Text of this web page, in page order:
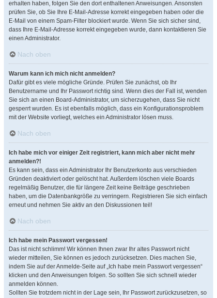
erhalten haben, folgen Sie den dort enthaltenen Anweisungen. Ansonsten
prüfen Sie, ob Sie Ihre E-Mail-Adresse korrekt eingegeben haben oder die
E-Mail von einem Spam-Filter blockiert wurde. Wenn Sie sich sicher sind,
dass Ihre E-Mail-Adresse korrekt eingegeben wurde, dann kontaktieren Sie
einen Administrator.
Nach oben
Warum kann ich mich nicht anmelden?
Dafür gibt es viele mögliche Gründe. Prüfen Sie zunächst, ob Ihr
Benutzername und Ihr Passwort richtig sind. Wenn dies der Fall ist, wenden
Sie sich an einen Board-Administrator, um sicherzugehen, dass Sie nicht
gesperrt wurden. Es ist ebenfalls möglich, dass ein Konfigurationsproblem
mit der Website vorliegt, welches ein Administrator lösen muss.
Nach oben
Ich habe mich vor einiger Zeit registriert, kann mich aber nicht mehr
anmelden?!
Es kann sein, dass ein Administrator Ihr Benutzerkonto aus verschieden
Gründen deaktiviert oder gelöscht hat. Außerdem löschen viele Boards
regelmäßig Benutzer, die für längere Zeit keine Beiträge geschrieben
haben, um die Datenbankgröße zu verringern. Registrieren Sie sich einfach
erneut und nehmen Sie aktiv an den Diskussionen teil!
Nach oben
Ich habe mein Passwort vergessen!
Das ist nicht schlimm! Wir können Ihnen zwar Ihr altes Passwort nicht
wieder mitteilen, Sie können es jedoch zurücksetzen. Dies machen Sie,
indem Sie auf der Anmelde-Seite auf „Ich habe mein Passwort vergessen“
klicken und den Anweisungen folgen. So sollten Sie sich schnell wieder
anmelden können.
Sollten Sie trotzdem nicht in der Lage sein, Ihr Passwort zurückzusetzen, so